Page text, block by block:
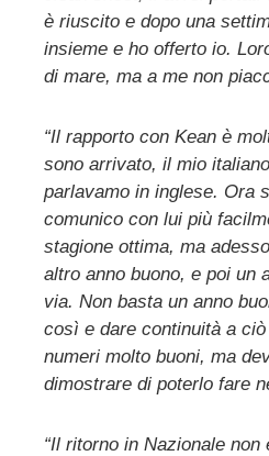
è riuscito e dopo una
insieme e ho offerto io.
di mare, ma a me non
“Il rapporto con Kean è
sono arrivato, il mio
parlavamo in inglese. Ora
comunico con lui più
stagione ottima, ma
altro anno buono, e poi un
via. Non basta un anno
così e dare continuità a
numeri molto buoni, ma
dimostrare di poterlo fare
“Il ritorno in Nazionale